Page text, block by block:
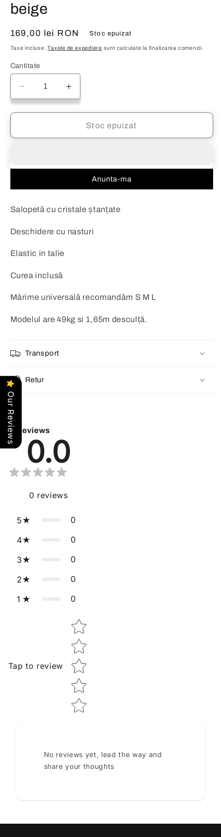
modală
beige
Preț
obișnuit
169,00 lei RON Stoc epuizat
Taxe incluse.Taxele de expediere sunt calculate la finalizarea comenzii.
Cantitate
Reduceți
cantitatea
pentru
cu
beige
Creșteți
cantitatea
pentru
Salopetă
cu
beige
Stoc epuizat
Anunta-ma
Salopetă cu cristale ștanțate
Deschidere cu nasturi
Elastic in talie
Curea inclusă
Mărime universală recomandăm S M L
Modelul are 49kg si 1,65m desculță.
Transport
Retur
Reviews
0.0
0 reviews
5 0
4 0
3 0
2 0
1 0
Tap to review
Star rating
No reviews yet, lead the way and
share your thoughts
Our Reviews